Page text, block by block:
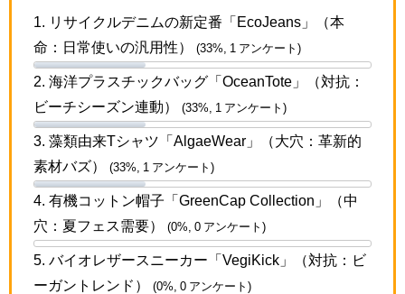
1. リサイクルデニムの新定番「EcoJeans」（本
命：日常使いの汎用性）
(33%, 1 アンケート)
2. 海洋プラスチックバッグ「OceanTote」（対抗：
ビーチシーズン連動）
(33%, 1 アンケート)
3. 藻類由来Tシャツ「AlgaeWear」（大穴：革新的
素材バズ）
(33%, 1 アンケート)
4. 有機コットン帽子「GreenCap Collection」（中
穴：夏フェス需要）
(0%, 0 アンケート)
5. バイオレザースニーカー「VegiKick」（対抗：ビ
ーガントレンド）
(0%, 0 アンケート)